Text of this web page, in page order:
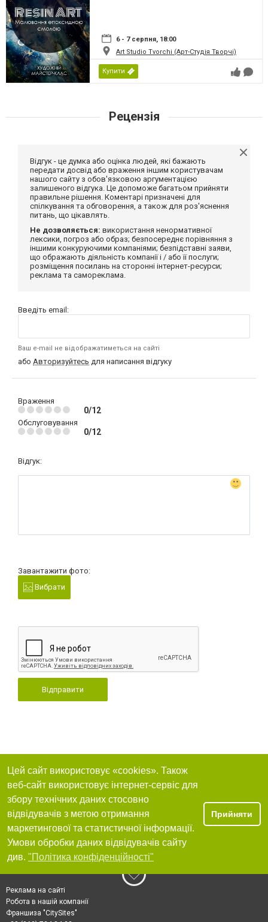
6 - 7 серпня, 18:00
Art Studio Tvorchi (Арт-Студія Творчі)
Купити
Рецензія
Відгук - це думка або оцінка людей, які бажають
передати досвід або враження іншим користувачам
нашого сайту з обов'язковою аргументацією
залишеного відгука. Це допоможе багатьом прийняти
правильне рішення. Коментарі призначені для
спілкування та обговорення, а також для роз'яснення
питань, що цікавлять.
Не дозволяється: використання ненормативної
лексики, погроз або образ; безпосереднє порівняння з
іншими конкуруючими компаніями; безпідставні заяви,
що ображають діяльність компанії і / або її послуги;
розміщення посилань на сторонні інтернет-ресурси;
реклама та самореклама.
Введіть email:
Ваш e-mail не відображатиметься на сайті
або Авторизуйтесь для написання відгуку
Враження
0/12
Обслуговування
0/12
Відгук:
Завантажити фото:
Вибрати
Відправити
Цей сайт використовує «cookies». Також
веб-сайт використовує інтернет-сервіс для
збору технічних даних стосовно
відвідувачів з метою отримання
маркетингової та статистичної інформації.
Умови обробки даних відвідувачів сайту
див. "Політика конфіденційності"
Прийняти
Реклама на сайті
Робота в нашій компанії
Франшиза "CitySites"